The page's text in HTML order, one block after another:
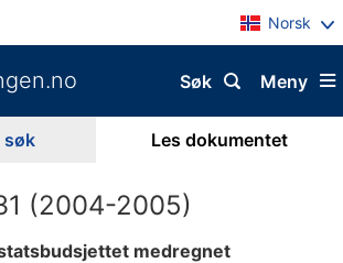
Norsk
Meny
Søk
søk Les dokumentet
(2004-2005)
medregnet